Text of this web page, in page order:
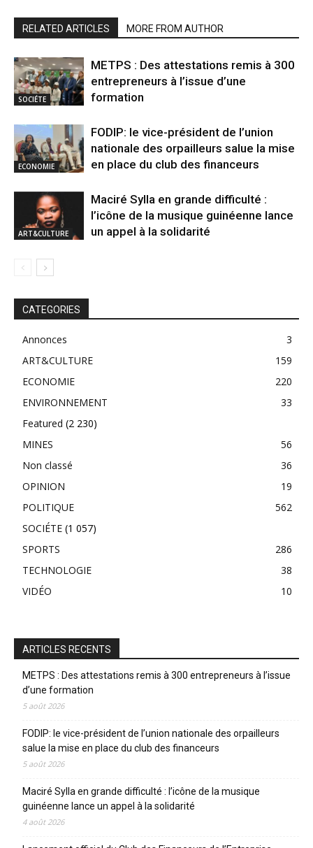
RELATED ARTICLES MORE FROM AUTHOR
SOCIÉTE
METPS : Des attestations remis à 300
entrepreneurs à l’issue d’une
formation
ECONOMIE
FODIP: le vice-président de l’union
nationale des orpailleurs salue la mise
en place du club des financeurs
ART&CULTURE
Maciré Sylla en grande difficulté :
l’icône de la musique guinéenne lance
un appel à la solidarité
CATEGORIES
Annonces
3
ART&CULTURE
159
ECONOMIE
220
ENVIRONNEMENT
33
Featured (2 230)
MINES
56
Non classé
36
OPINION
19
POLITIQUE
562
SOCIÉTE (1 057)
SPORTS
286
TECHNOLOGIE
38
VIDÉO
10
ARTICLES RECENTS
METPS : Des attestations remis à 300 entrepreneurs à l’issue
d’une formation
5 août 2026
FODIP: le vice-président de l’union nationale des orpailleurs
salue la mise en place du club des financeurs
5 août 2026
Maciré Sylla en grande difficulté : l’icône de la musique
guinéenne lance un appel à la solidarité
4 août 2026